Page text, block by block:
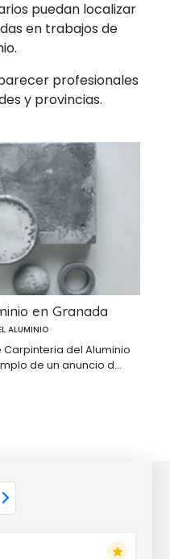
puedan localizar
en trabajos de
profesionales
y provincias.
en Granada
ALUMINIO
del Aluminio
de un anuncio d...
star